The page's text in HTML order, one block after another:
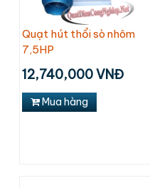
Quạt hút thổi sò nhôm
7,5HP
12,740,000 VNĐ
Mua hàng